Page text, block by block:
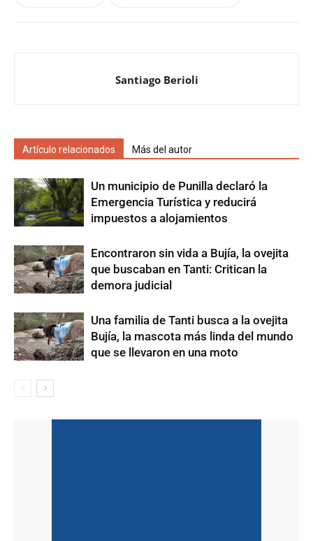
Santiago Berioli
Artículo relacionados Más del autor
Un municipio de Punilla declaró la
Emergencia Turística y reducirá
impuestos a alojamientos
Encontraron sin vida a Bujía, la ovejita
que buscaban en Tanti: Critican la
demora judicial
Una familia de Tanti busca a la ovejita
Bujía, la mascota más linda del mundo
que se llevaron en una moto